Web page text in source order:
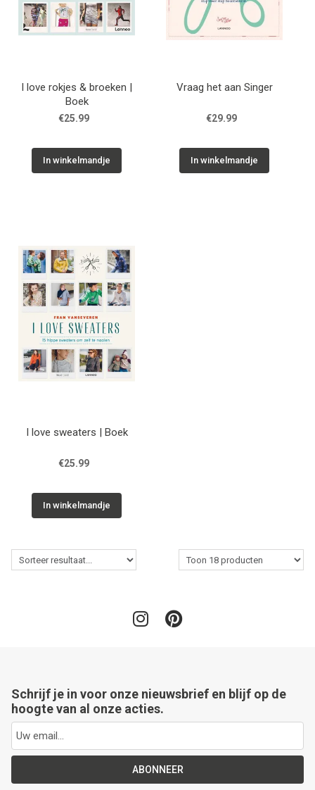
I love rokjes & broeken |
Boek
€25.99
In winkelmandje
Vraag het aan Singer
€29.99
In winkelmandje
I love sweaters | Boek
€25.99
In winkelmandje
Schrijf je in voor onze nieuwsbrief en blijf op de
hoogte van al onze acties.
ABONNEER